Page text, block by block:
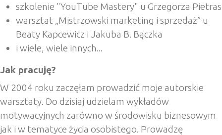
szkolenie "YouTube Mastery" u Grzegorza Pietras
warsztat „Mistrzowski marketing i sprzedaż” u
Beaty Kapcewicz i Jakuba B. Bączka
i wiele, wiele innych...
Jak pracuję?
W 2004 roku zaczęłam prowadzić moje autorskie
warsztaty. Do dzisiaj udzielam wykładów
motywacyjnych zarówno w środowisku biznesowym
jak i w tematyce życia osobistego. Prowadzę